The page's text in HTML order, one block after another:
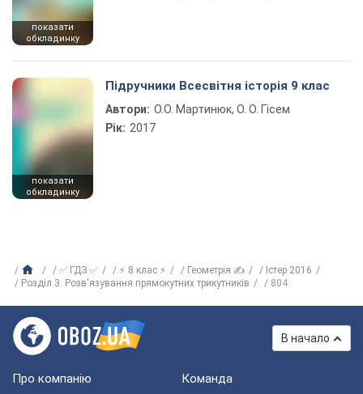
показати
обкладинку
показати
обкладинку
Підручники Всесвітня історія 9 клас
Автори: О.О. Мартинюк, О. О. Гісем
Рік: 2017
✅ ГДЗ ✅ ⚡ 8 клас ⚡ Геометрія ✍
Істер 2016
Розділ 3. Розв'язування прямокутних трикутників
804
В начало
Про компанію Команда